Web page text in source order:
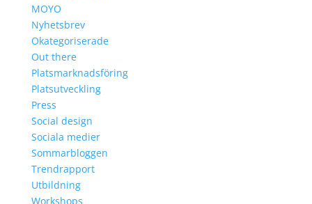
MOYO
Nyhetsbrev
Okategoriserade
Out there
Platsmarknadsföring
Platsutveckling
Press
Social design
Sociala medier
Sommarbloggen
Trendrapport
Utbildning
Workshops